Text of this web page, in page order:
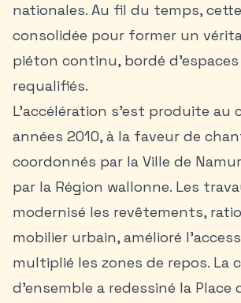
nationales. Au fil du temps,
consolidée pour former un
piéton continu, bordé
requalifiés.
L’accélération s’est produite au
années 2010, à la faveur de
coordonnés par la Ville de
par la Région wallonne. Les
modernisé les revêtements,
mobilier urbain, amélioré
multiplié les zones de repos. La
d’ensemble a redessiné la Place